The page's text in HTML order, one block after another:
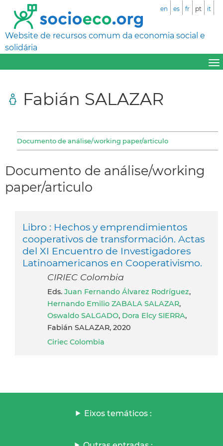
Website de recursos comum da economia social e
solidária
en es fr pt it
Fabián SALAZAR
Documento de análise/working paper/articulo
Documento de análise/working
paper/articulo
Libro : Hechos y emprendimientos
cooperativos de transformación. Actas
del XI Encuentro de Investigadores
Latinoamericanos en Cooperativismo.
CIRIEC Colombia
Eds. Juan Fernando Álvarez Rodríguez,
Hernando Emilio ZABALA SALAZAR,
Oswaldo SALGADO, Dora Elcy SIERRA,
Fabián SALAZAR, 2020
Ciriec Colombia
Eixos temáticos :